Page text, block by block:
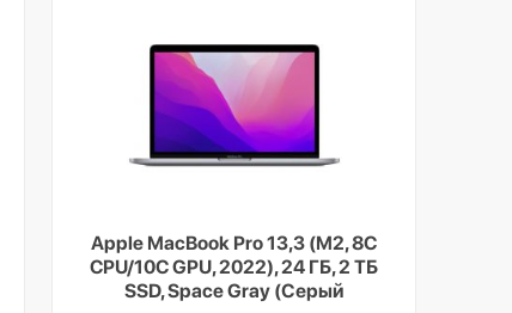
Apple MacBook Pro 13,3 (M2, 8C
CPU/10C GPU, 2022), 24 ГБ, 2 ТБ
SSD, Space Gray (Серый